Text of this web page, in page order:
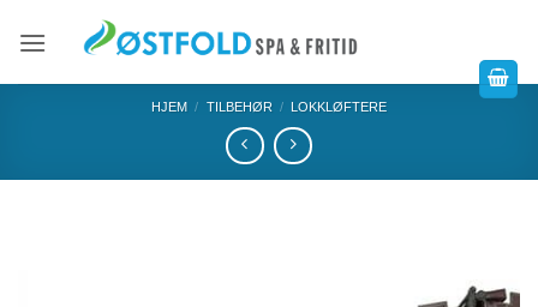
HJEM / TILBEHØR / LOKKLØFTERE